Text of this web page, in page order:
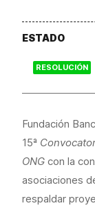
ESTADO
RESOLUCIÓN
Fundación
15ª
ONG con la
asociaciones
respaldar